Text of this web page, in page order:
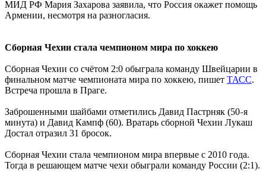
МИД РФ Мария Захарова заявила, что Россия окажет помощь
Армении, несмотря на разногласия.
Сборная Чехии стала чемпионом мира по хоккею
Сборная Чехии со счётом 2:0 обыграла команду Швейцарии в
финальном матче чемпионата мира по хоккею, пишет ТАСС.
Встреча прошла в Праге.
Заброшенными шайбами отметились Давид Пастрняк (50–я
минута) и Давид Кампф (60). Вратарь сборной Чехии Лукаш
Достал отразил 31 бросок.
Сборная Чехии стала чемпионом мира впервые с 2010 года.
Тогда в решающем матче чехи обыграли команду России (2:1).